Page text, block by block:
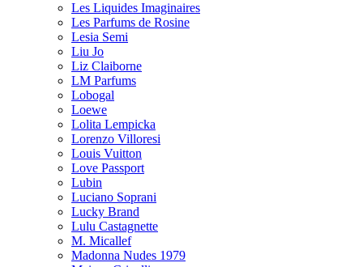
Les Liquides Imaginaires
Les Parfums de Rosine
Lesia Semi
Liu Jo
Liz Claiborne
LM Parfums
Lobogal
Loewe
Lolita Lempicka
Lorenzo Villoresi
Louis Vuitton
Love Passport
Lubin
Luciano Soprani
Lucky Brand
Lulu Castagnette
M. Micallef
Madonna Nudes 1979